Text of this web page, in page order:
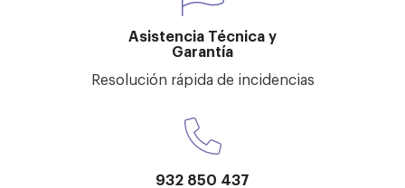
Asistencia Técnica y
Garantía
Resolución rápida de incidencias
932 850 437